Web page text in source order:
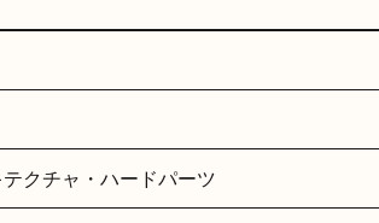
クチャ・ハードパーツ